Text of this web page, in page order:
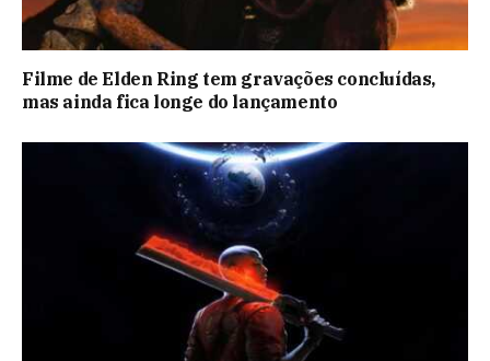
Filme de Elden Ring tem gravações concluídas,
mas ainda fica longe do lançamento